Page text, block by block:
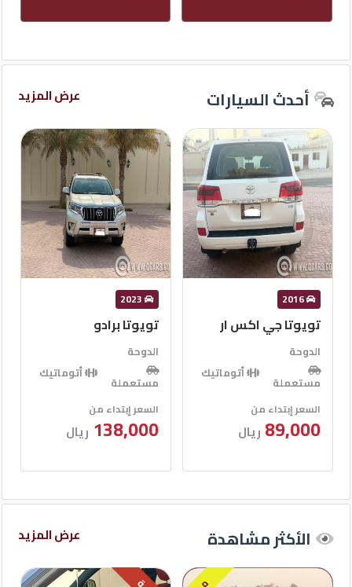
Cars
2020
©
أحدث السيارات عرض المزيد
2023
تويوتا برادو
الدوحة
مستعملة
أتوماتيك
السعر إبتداء من
138,000ريال
2022
لاند روفر رينج روفر
إيفوك
الدوحة
مستعملة
السعر إبتداء من
94,000
الأكثر مشاهدة عرض المزيد